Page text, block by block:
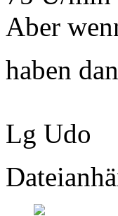
Aber
haben
Lg Udo